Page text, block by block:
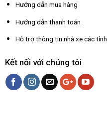
Hướng dẫn mua hàng
Hướng dẫn thanh toán
Hỗ trợ thông tin nhà xe các tỉnh
Kết nối với chúng tôi